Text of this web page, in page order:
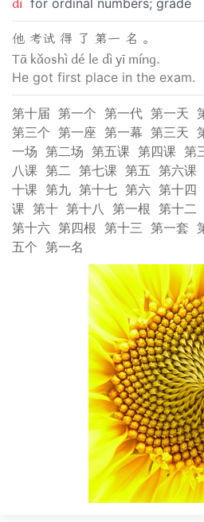
for ordinal numbers; grade
他 考试 得 了 第一 名 。
Tā kǎoshì dé le dì yī míng.
He got first place in the exam.
第十届 第一个 第一代 第一天
第三个 第一座 第一幕 第三天
一场 第二场 第五课 第四课 第
八课 第二 第七课 第五 第六课
十课 第九 第十七 第六 第十四
课 第十 第十八 第一根 第十二
第十六 第四根 第十三 第一套
五个 第一名